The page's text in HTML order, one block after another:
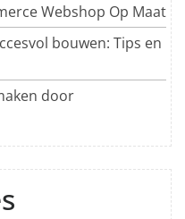
Webshop Op Maat
bouwen: Tips en
door